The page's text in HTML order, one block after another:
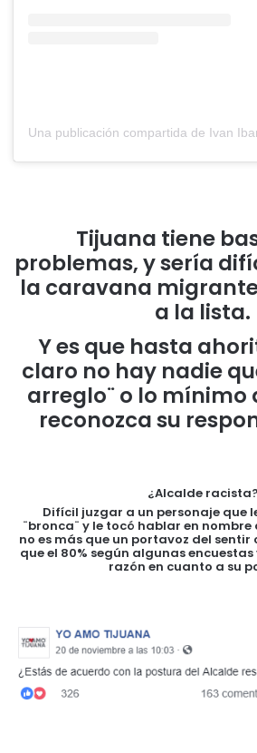
Tijuana tiene
problemas, y sería
la caravana
a la lista.
Y es que hasta
claro no hay nadie
arreglo¨ o lo mínimo
reconozca su
¿Alcalde racista?
Difícil juzgar a un personaje que
¨bronca¨ y le tocó hablar en nombre
no es más que un portavoz del
que el 80% según algunas
razón en cuanto a su